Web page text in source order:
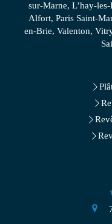
sur-Marne, L’hay-
Alfort, Paris Saint-
en-Brie, Valenton,